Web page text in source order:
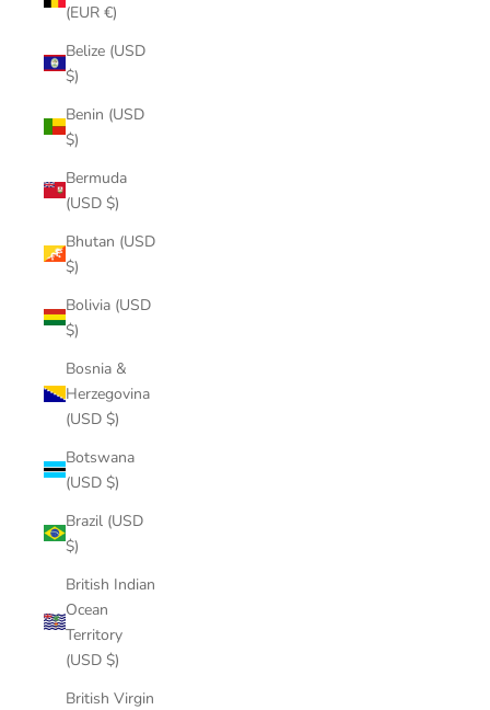
(EUR €)
Belize (USD
$)
Benin (USD
$)
Bermuda
(USD $)
Bhutan (USD
$)
Bolivia (USD
$)
Bosnia &
Herzegovina
(USD $)
Botswana
(USD $)
Brazil (USD
$)
British Indian
Ocean
Territory
(USD $)
British Virgin